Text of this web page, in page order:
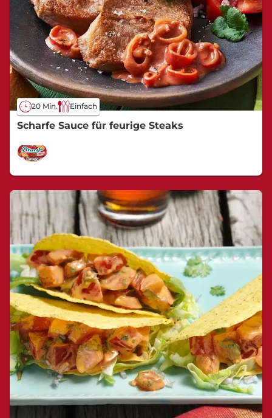
20 Min. Einfach
Scharfe Sauce für feurige Steaks